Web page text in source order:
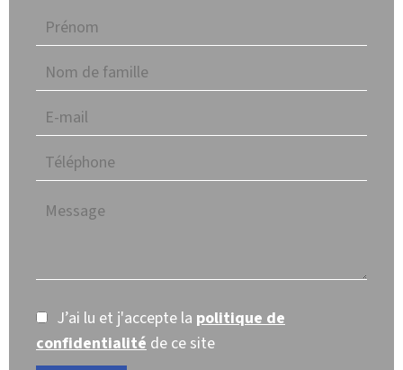
J’ai lu et j'accepte la politique de
confidentialité de ce site